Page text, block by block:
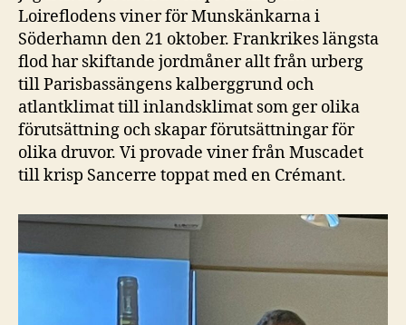
Loireflodens viner för Munskänkarna i
Söderhamn den 21 oktober. Frankrikes längsta
flod har skiftande jordmåner allt från urberg
till Parisbassängens kalberggrund och
atlantklimat till inlandsklimat som ger olika
förutsättning och skapar förutsättningar för
olika druvor. Vi provade viner från Muscadet
till krisp Sancerre toppat med en Crémant.